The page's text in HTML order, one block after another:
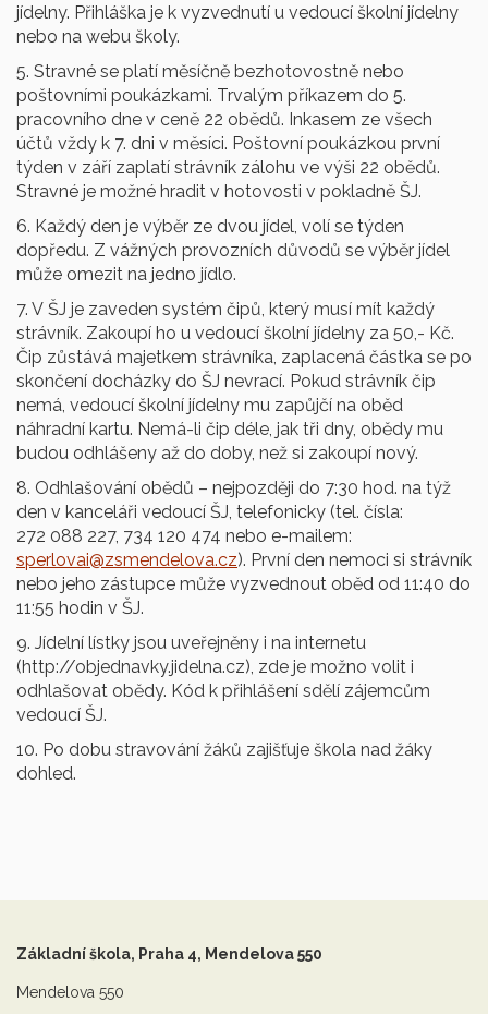
jídelny. Přihláška je k vyzvednutí u vedoucí školní jídelny
nebo na webu školy.
5. Stravné se platí měsíčně bezhotovostně nebo
poštovními poukázkami. Trvalým příkazem do 5.
pracovního dne v ceně 22 obědů. Inkasem ze všech
účtů vždy k 7. dni v měsíci. Poštovní poukázkou první
týden v září zaplatí strávník zálohu ve výši 22 obědů.
Stravné je možné hradit v hotovosti v pokladně ŠJ.
6. Každý den je výběr ze dvou jídel, volí se týden
dopředu. Z vážných provozních důvodů se výběr jídel
může omezit na jedno jídlo.
7. V ŠJ je zaveden systém čipů, který musí mít každý
strávník. Zakoupí ho u vedoucí školní jídelny za 50,- Kč.
Čip zůstává majetkem strávníka, zaplacená částka se po
skončení docházky do ŠJ nevrací. Pokud strávník čip
nemá, vedoucí školní jídelny mu zapůjčí na oběd
náhradní kartu. Nemá-li čip déle, jak tři dny, obědy mu
budou odhlášeny až do doby, než si zakoupí nový.
8. Odhlašování obědů – nejpozději do 7:30 hod. na týž
den v kanceláři vedoucí ŠJ, telefonicky (tel. čísla:
272 088 227, 734 120 474 nebo e-mailem:
sperlovai@zsmendelova.cz). První den nemoci si strávník
nebo jeho zástupce může vyzvednout oběd od 11:40 do
11:55 hodin v ŠJ.
9. Jídelní lístky jsou uveřejněny i na internetu
(http://objednavky.jidelna.cz), zde je možno volit i
odhlašovat obědy. Kód k přihlášení sdělí zájemcům
vedoucí ŠJ.
10. Po dobu stravování žáků zajišťuje škola nad žáky
dohled.
Základní škola, Praha 4, Mendelova 550
Mendelova 550